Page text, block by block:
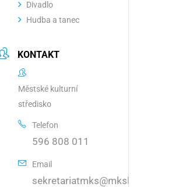
Divadlo
Hudba a tanec
KONTAKT
Městské kulturní
středisko
Telefon
596 808 011
Email
sekretariatmks@mkshavirov.cz